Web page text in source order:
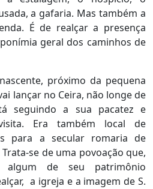
a gafaria. Mas também a
É de realçar a presença
geral dos caminhos de
próximo da pequena
lançar no Ceira, não longe de
seguindo a sua pacatez e
Era também local de
para a secular romaria de
se de uma povoação que,
algum de seu patrimônio
a igreja e a imagem de S.